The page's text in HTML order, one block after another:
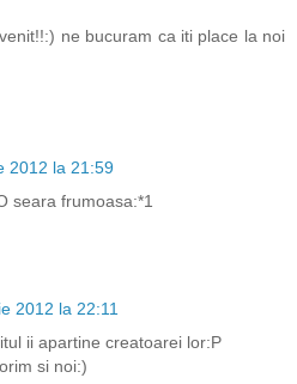
ne bucuram ca iti place la noi
2012 la 21:59
seara frumoasa:*1
2012 la 22:11
ii apartine creatoarei lor:P
si noi:)